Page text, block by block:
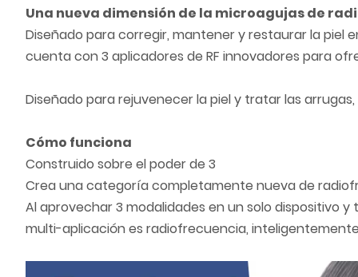
Una nueva dimensión de la microagujas de
Diseñado para corregir, mantener y restaurar la piel
cuenta con 3 aplicadores de RF innovadores para
Diseñado para rejuvenecer la piel y tratar las
Cómo funciona
Construido sobre el poder de 3
Crea una categoría completamente nueva de
Al aprovechar 3 modalidades en un solo dispositivo
multi-aplicación es radiofrecuencia,